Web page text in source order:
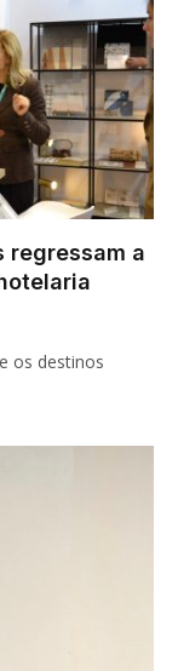
regressam a
os destinos